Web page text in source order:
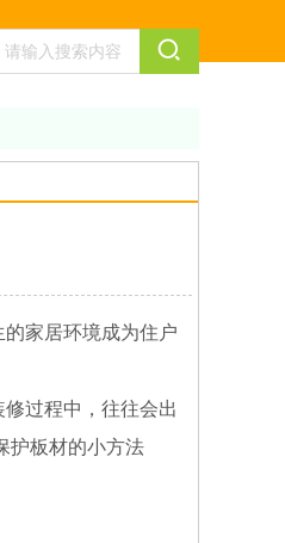
家居环境成为住户
过程中，往往会出
护板材的小方法